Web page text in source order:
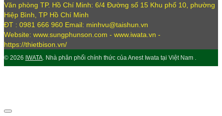
Văn phòng TP. Hồ Chí Minh: 6/4 Đường số 15 Khu phố 10, phường
Hiệp Bình, TP Hồ Chí Minh
ĐT : 0981 666 960 Email: minhvu@taishun.vn
Website: www.sungphunson.com - www.iwata.vn -
https://thietbison.vn/
© 2026 IWATA. Nhà phân phối chính thức của Anest Iwata tại Việt Nam .